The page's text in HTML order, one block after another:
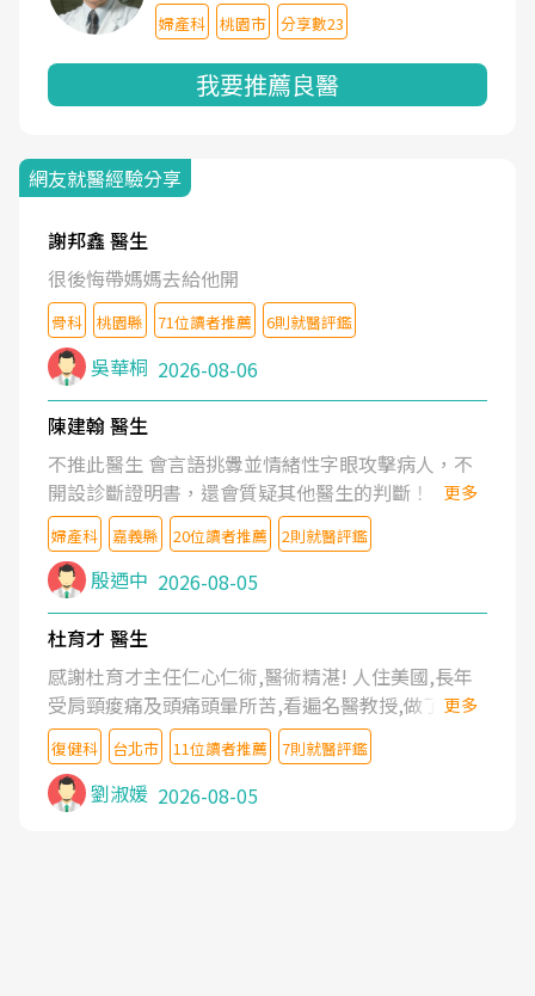
婦產科 桃園市 分享數23
我要推薦良醫
網友就醫經驗分享
謝邦鑫 醫生
很後悔帶媽媽去給他開
骨科 桃園縣 71位讀者推薦 6則就醫評鑑
吳華桐 2026-08-06
陳建翰 醫生
不推此醫生 會言語挑釁並情緒性字眼攻擊病人，不
開設診斷證明書，還會質疑其他醫生的判斷！
更多
婦產科 嘉義縣 20位讀者推薦 2則就醫評鑑
殷迺中 2026-08-05
杜育才 醫生
感謝杜育才主任仁心仁術,醫術精湛! 人住美國,長年
受肩頸痠痛及頭痛頭暈所苦,看遍名醫教授,做了各種
檢查,也嘗試過西醫打針,中醫針灸及物理徒手治療都
沒有用,後來連吃到嗎啡類止痛藥都效果有限,只是壓
症狀,沒多久就痛起來,多年失眠嚴重影響生活品質.
台灣親友介紹忠孝醫院杜育才主任是頸頭症候群專
更多
復健科 台北市 11位讀者推薦 7則就醫評鑑
劉淑媛 2026-08-05